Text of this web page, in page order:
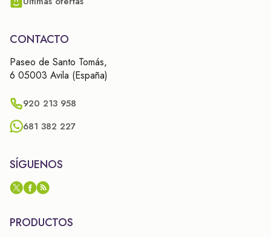
CONTACTO
Paseo de Santo Tomás,
6 05003 Avila (España)
920 213 958
681 382 227
SÍGUENOS
PRODUCTOS